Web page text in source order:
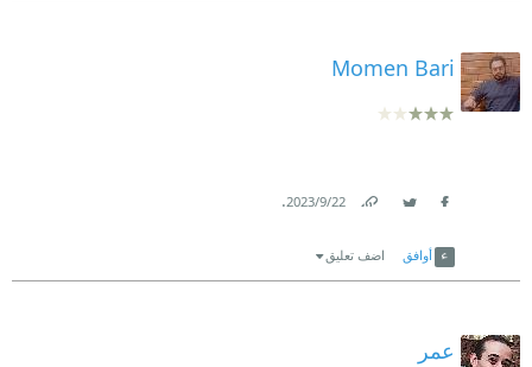
Momen Bari
22‏/9‏/2023
.
أوافق اضف تعليق
عمر